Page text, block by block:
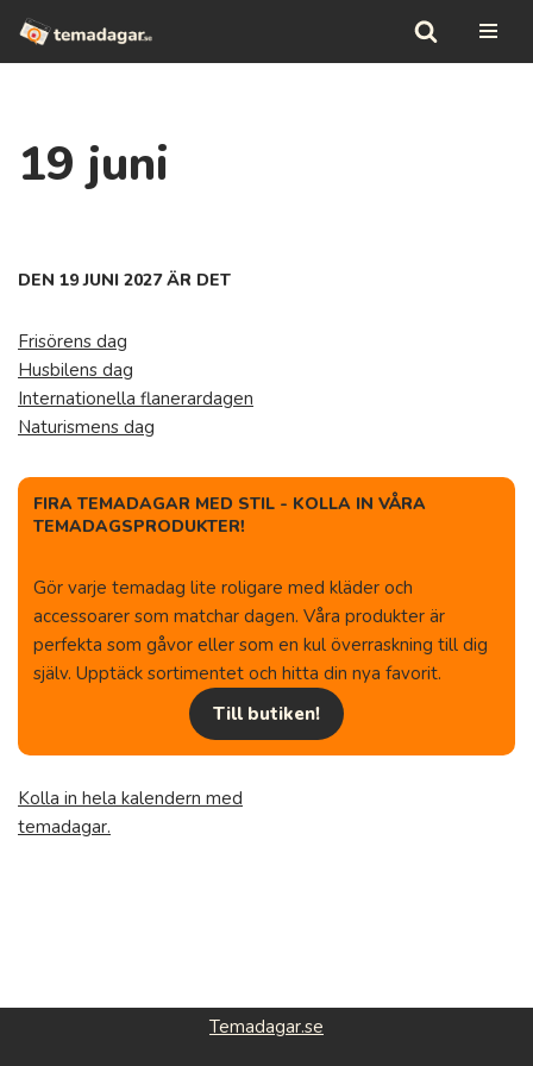
Hoppa
19 juni
DEN 19 JUNI 2027 ÄR DET
Frisörens dag
Husbilens dag
Internationella flanerardagen
Naturismens dag
FIRA TEMADAGAR MED STIL - KOLLA IN VÅRA
TEMADAGSPRODUKTER!
Gör varje temadag lite roligare med kläder och
accessoarer som matchar dagen. Våra produkter är
perfekta som gåvor eller som en kul överraskning till dig
själv. Upptäck sortimentet och hitta din nya favorit.
Till butiken!
Kolla in hela kalendern med
temadagar.
Temadagar.se